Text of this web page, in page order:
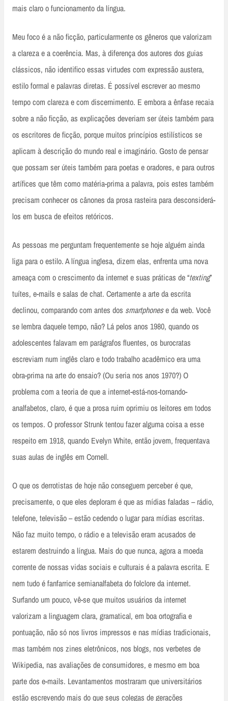
mais claro o funcionamento da língua.
Meu foco é a não ficção, particularmente os gêneros que valorizam
a clareza e a coerência. Mas, à diferença dos autores dos guias
clássicos, não identifico essas virtudes com expressão austera,
estilo formal e palavras diretas. É possível escrever ao mesmo
tempo com clareza e com discernimento. E embora a ênfase recaia
sobre a não ficção, as explicações deveriam ser úteis também para
os escritores de ficção, porque muitos princípios estilísticos se
aplicam à descrição do mundo real e imaginário. Gosto de pensar
que possam ser úteis também para poetas e oradores, e para outros
artífices que têm como matéria-prima a palavra, pois estes também
precisam conhecer os cânones da prosa rasteira para desconsiderá-
los em busca de efeitos retóricos.
As pessoas me perguntam frequentemente se hoje alguém ainda
liga para o estilo. A língua inglesa, dizem elas, enfrenta uma nova
ameaça com o crescimento da internet e suas práticas de “texting”
tuítes, e-mails e salas de chat. Certamente a arte da escrita
declinou, comparando com antes dos smartphonese da web. Você
se lembra daquele tempo, não? Lá pelos anos 1980, quando os
adolescentes falavam em parágrafos fluentes, os burocratas
escreviam num inglês claro e todo trabalho acadêmico era uma
obra-prima na arte do ensaio? (Ou seria nos anos 1970?) O
problema com a teoria de que a internet-está-nos-tornando-
analfabetos, claro, é que a prosa ruim oprimiu os leitores em todos
os tempos. O professor Strunk tentou fazer alguma coisa a esse
respeito em 1918, quando Evelyn White, então jovem, frequentava
suas aulas de inglês em Cornell.
O que os derrotistas de hoje não conseguem perceber é que,
precisamente, o que eles deploram é que as mídias faladas – rádio,
telefone, televisão – estão cedendo o lugar para mídias escritas.
Não faz muito tempo, o rádio e a televisão eram acusados de
estarem destruindo a língua. Mais do que nunca, agora a moeda
corrente de nossas vidas sociais e culturais é a palavra escrita. E
nem tudo é fanfarrice semianalfabeta do folclore da internet.
Surfando um pouco, vê-se que muitos usuários da internet
valorizam a linguagem clara, gramatical, em boa ortografia e
pontuação, não só nos livros impressos e nas mídias tradicionais,
mas também nos zines eletrônicos, nos blogs, nos verbetes de
Wikipedia, nas avaliações de consumidores, e mesmo em boa
parte dos e-mails. Levantamentos mostraram que universitários
estão escrevendo mais do que seus colegas de gerações